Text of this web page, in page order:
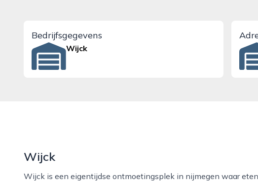
Bedrijfsgegevens
Wijck
Wijck
Wijck is een eigentijdse ontmoetingsplek in nijmegen waar eten, drinken en samenzijn centraal